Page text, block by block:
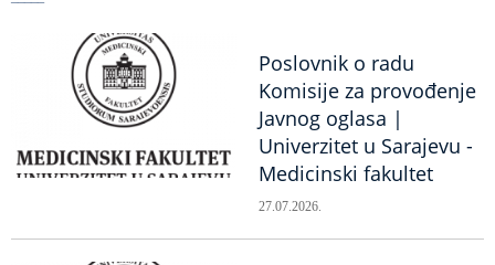
Poslovnik o radu
Komisije za provođenje
Javnog oglasa |
Univerzitet u Sarajevu -
Medicinski fakultet
27.07.2026.